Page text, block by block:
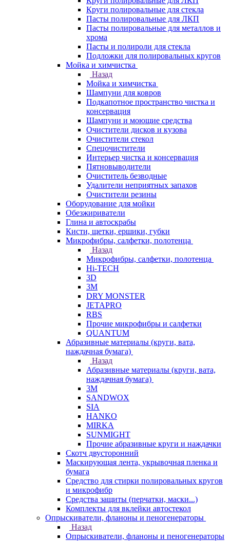
Круги полировальные для стекла
Пасты полировальные для ЛКП
Пасты полировальные для металлов и
хрома
Пасты и полироли для стекла
Подложки для полировальных кругов
Мойка и химчистка
Назад
Мойка и химчистка
Шампуни для ковров
Подкапотное пространство чистка и
консервация
Шампуни и моющие средства
Очистители дисков и кузова
Очистители стекол
Спецочистители
Интерьер чистка и консервация
Пятновыводители
Очиститель безводные
Удалители неприятных запахов
Очистители резины
Оборудование для мойки
Обезжириватели
Глина и автоскрабы
Кисти, щетки, ершики, губки
Микрофибры, салфетки, полотенца
Назад
Микрофибры, салфетки, полотенца
Hi-TECH
3D
3М
DRY MONSTER
JETAPRO
RBS
Прочие микрофибры и салфетки
QUANTUM
Абразивные материалы (круги, вата,
наждачная бумага)
Назад
Абразивные материалы (круги, вата,
наждачная бумага)
3М
SANDWOX
SIA
HANKO
MIRKA
SUNMIGHT
Прочие абразивные круги и наждачки
Скотч двусторонний
Маскирующая лента, укрывочная пленка и
бумага
Средство для стирки полировальных кругов
и микрофибр
Средства защиты (перчатки, маски...)
Комплекты для вклейки автостекол
Опрыскиватели, фланоны и пеногенераторы
Назад
Опрыскиватели, фланоны и пеногенераторы